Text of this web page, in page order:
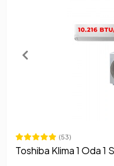
(53)
Toshiba Klima 1 Oda